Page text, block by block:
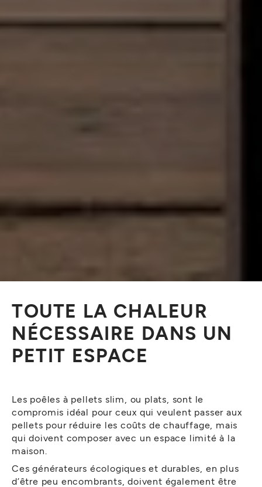
TOUTE LA CHALEUR
NÉCESSAIRE DANS UN
PETIT ESPACE
Les poêles à pellets slim, ou plats, sont le
compromis idéal pour ceux qui veulent passer aux
pellets pour réduire les coûts de chauffage, mais
qui doivent composer avec un espace limité à la
maison.
Ces générateurs écologiques et durables, en plus
d’être peu encombrants, doivent également être